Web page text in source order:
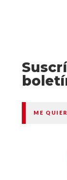
ME